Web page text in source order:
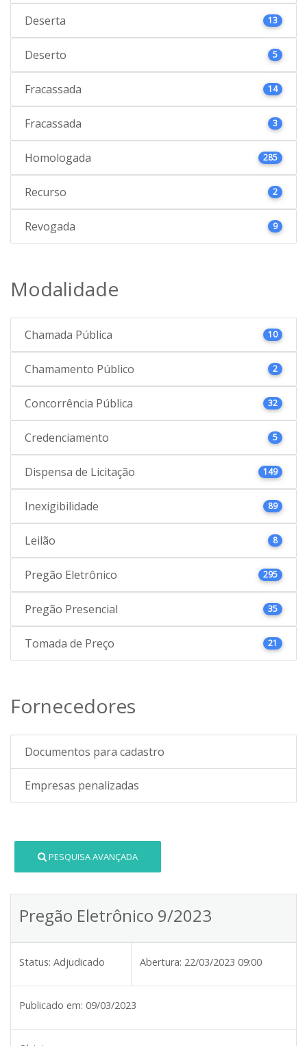
Deserta 13
Deserto 5
Fracassada 14
Fracassada 3
Homologada 285
Recurso 2
Revogada 9
Modalidade
Chamada Pública 10
Chamamento Público 2
Concorrência Pública 32
Credenciamento 5
Dispensa de Licitação 149
Inexigibilidade 89
Leilão 8
Pregão Eletrônico 295
Pregão Presencial 35
Tomada de Preço 21
Fornecedores
Documentos para cadastro
Empresas penalizadas
PESQUISA AVANÇADA
Pregão Eletrônico 9/2023
Status: Adjudicado Abertura: 22/03/2023 09:00
Publicado em: 09/03/2023